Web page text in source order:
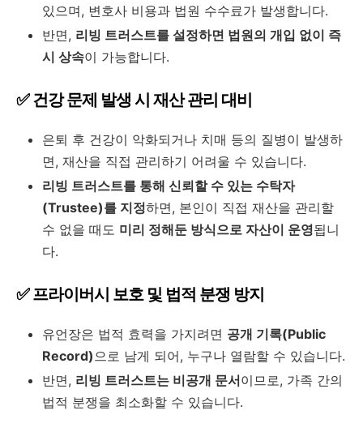
있으며, 변호사 비용과 법원 수수료가 발생합니다.
반면, 리빙 트러스트를 설정하면 법원의 개입 없이 즉
시 상속이 가능합니다.
✅ 건강 문제 발생 시 재산 관리 대비
은퇴 후 건강이 악화되거나 치매 등의 질병이 발생하
면, 재산을 직접 관리하기 어려울 수 있습니다.
리빙 트러스트를 통해 신뢰할 수 있는 수탁자
(Trustee)를 지정하면, 본인이 직접 재산을 관리할
수 없을 때도 미리 정해둔 방식으로 자산이 운영됩니
다.
✅ 프라이버시 보호 및 법적 분쟁 방지
유언장은 법적 효력을 가지려면 공개 기록(Public
Record) 으로 남게 되어, 누구나 열람할 수 있습니다.
반면, 리빙 트러스트는 비공개 문서이므로, 가족 간의
법적 분쟁을 최소화할 수 있습니다.